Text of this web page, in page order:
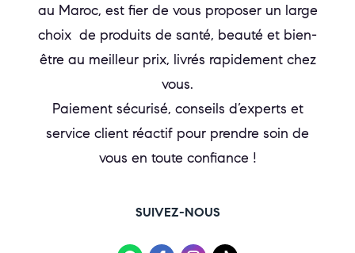
au Maroc, est fier de vous proposer un large
choix de produits de santé, beauté et bien-
être au meilleur prix, livrés rapidement chez
vous.
Paiement sécurisé, conseils d’experts et
service client réactif pour prendre soin de
vous en toute confiance !
SUIVEZ-NOUS